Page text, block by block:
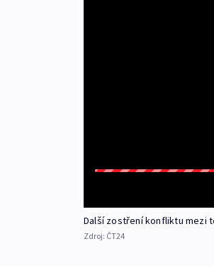
Další zostření konfliktu mezi
Zdroj: ČT24